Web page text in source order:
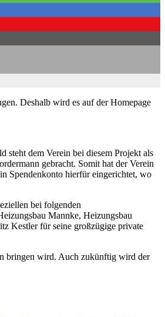
Deshalb wird es auf der Homepage
steht dem Verein bei diesem Projekt als
gebracht. Somit hat der Verein
Spendenkonto hierfür eingerichtet, wo
bei folgenden
Mannke, Heizungsbau
Kestler für seine großzügige private
bringen wird. Auch zukünftig wird der